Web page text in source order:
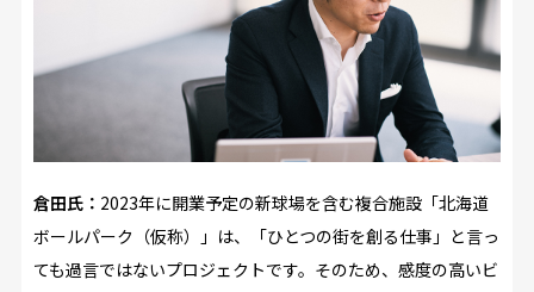
倉田氏： 2023年に開業予定の新球場を含む複合施設「北海道
ボールパーク（仮称）」は、「ひとつの街を創る仕事」と言っ
ても過言ではないプロジェクトです。そのため、感度の高いビ